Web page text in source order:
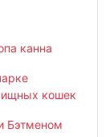
канна
кошек
Бэтменом